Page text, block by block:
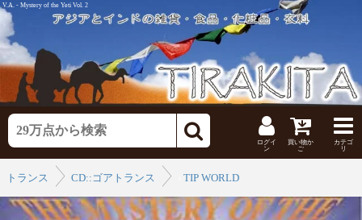
V.A. - Mystery of the Yeti Vol. 2
ログイ
ン
買い物か
ご
カテゴ
リ
トランス
CD::ゴアトランス TIP WORLD